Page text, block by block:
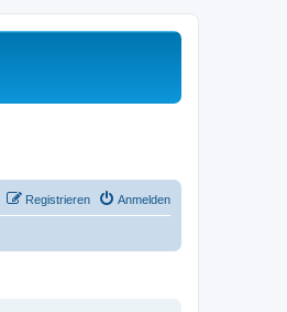
Anmelden
Registrieren